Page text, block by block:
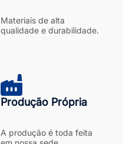
Produção Própria
Materiais de alta
qualidade e durabilidade.
A produção é toda feita